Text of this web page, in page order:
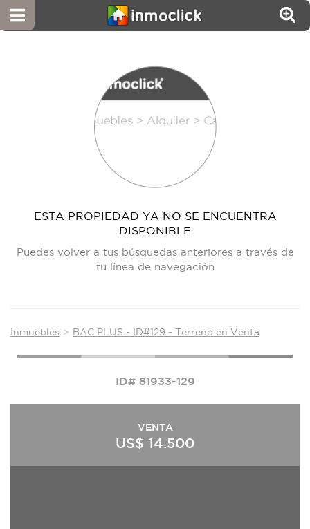
ESTA PROPIEDAD YA NO SE ENCUENTRA
DISPONIBLE
Puedes volver a tus búsquedas anteriores a través de
tu línea de navegación
Inmuebles BAC PLUS - ID#129 - Terreno en Venta
ID# 81933-129
VENTA
US$ 14.500